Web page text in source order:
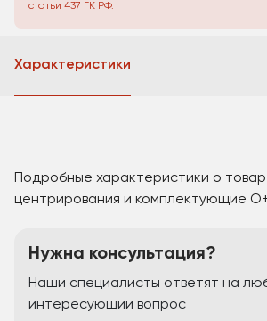
статьи 437 ГК РФ.
Характеристики
Подробные характеристики о
центрирования и комплектующие
Нужна консультация?
Наши специалисты ответят на
интересующий вопрос